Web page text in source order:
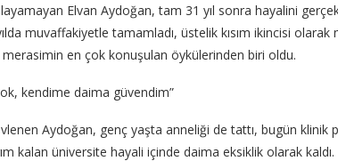
Elvan Aydoğan, tam 31 yıl sonra hayalini
yılda muvaffakiyetle tamamladı, üstelik kısım ikincisi
merasimin en çok konuşulan öykülerinden biri oldu.
kendime daima güvendim”
Aydoğan, genç yaşta anneliği de tattı, bugün klinik
kalan üniversite hayali içinde daima eksiklik olarak kaldı.